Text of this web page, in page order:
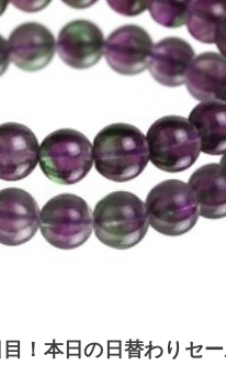
！本日の日替わりセ